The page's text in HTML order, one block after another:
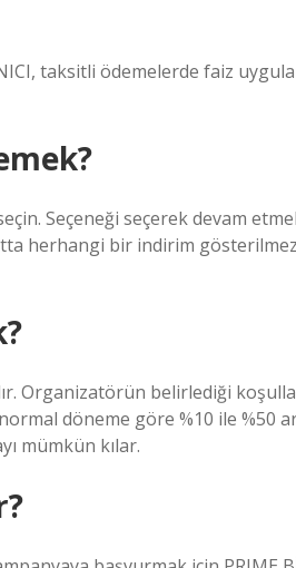
taksitli ödemelerde faiz
Seçeneği seçerek devam
herhangi bir indirim
Organizatörün belirlediği
döneme göre %10 ile %50
mümkün kılar.